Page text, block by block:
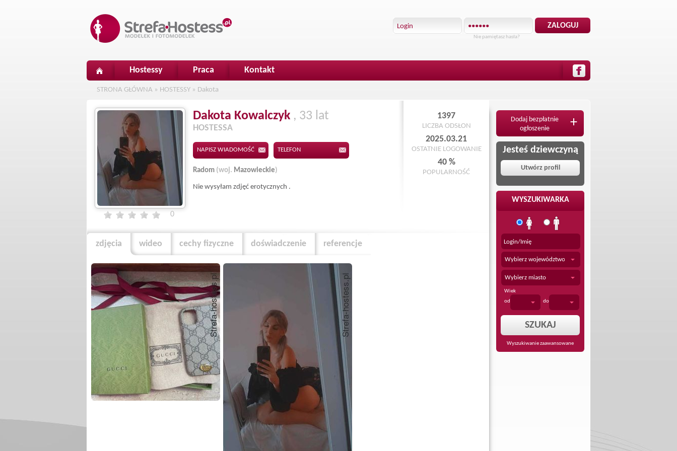
Nie pamiętasz hasła?
Hostessy Praca Kontakt
STRONA GŁÓWNA » HOSTESSY » Dakota
0
Dakota Kowalczyk , 33 lat
HOSTESSA
NAPISZ WIADOMOŚĆ TELEFON
Radom (woj. Mazowieckie)
Nie wysyłam zdjęć erotycznych .
1397
LICZBA ODSŁON
2025.03.21
OSTATNIE LOGOWANIE
40 %
POPULARNOŚĆ
zdjęcia wideo cechy fizyczne doświadczenie referencje
Dodaj bezpłatnie
ogłoszenie
+
Jesteś dziewczyną
Utwórz profil
WYSZUKIWARKA
Wybierz województwo
Wybierz miasto
Wiek
od
do
Wyszukiwanie zaawansowane